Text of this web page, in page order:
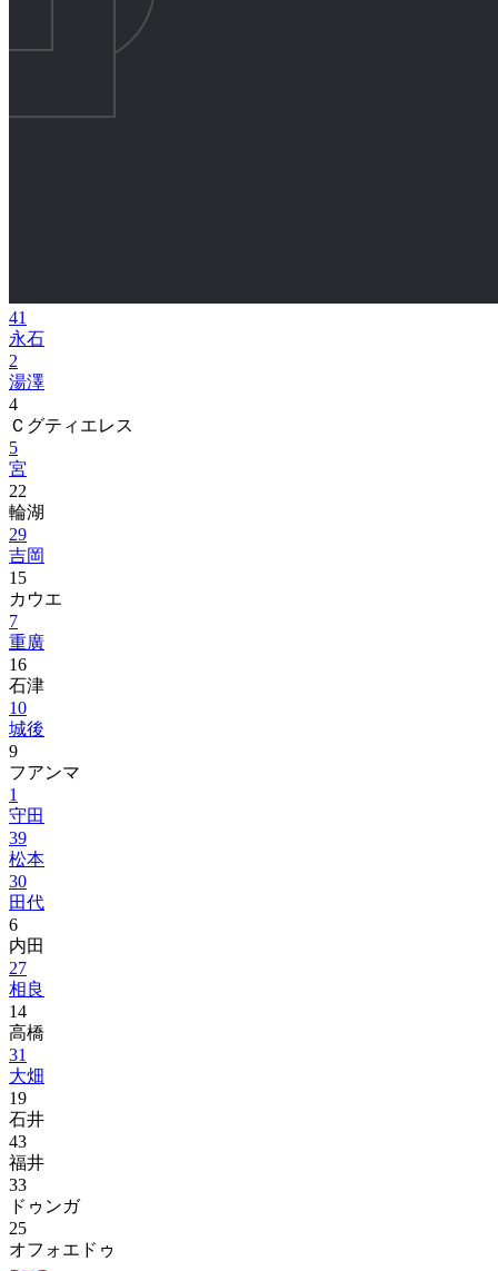
41
永石
2
湯澤
4
Ｃグティエレス
5
宮
22
輪湖
29
吉岡
15
カウエ
7
重廣
16
石津
10
城後
9
フアンマ
1
守田
39
松本
30
田代
6
内田
27
相良
14
高橋
31
大畑
19
石井
43
福井
33
ドゥンガ
25
オフォエドゥ